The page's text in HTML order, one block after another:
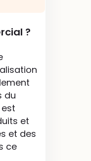
?
du
et
et des
ce